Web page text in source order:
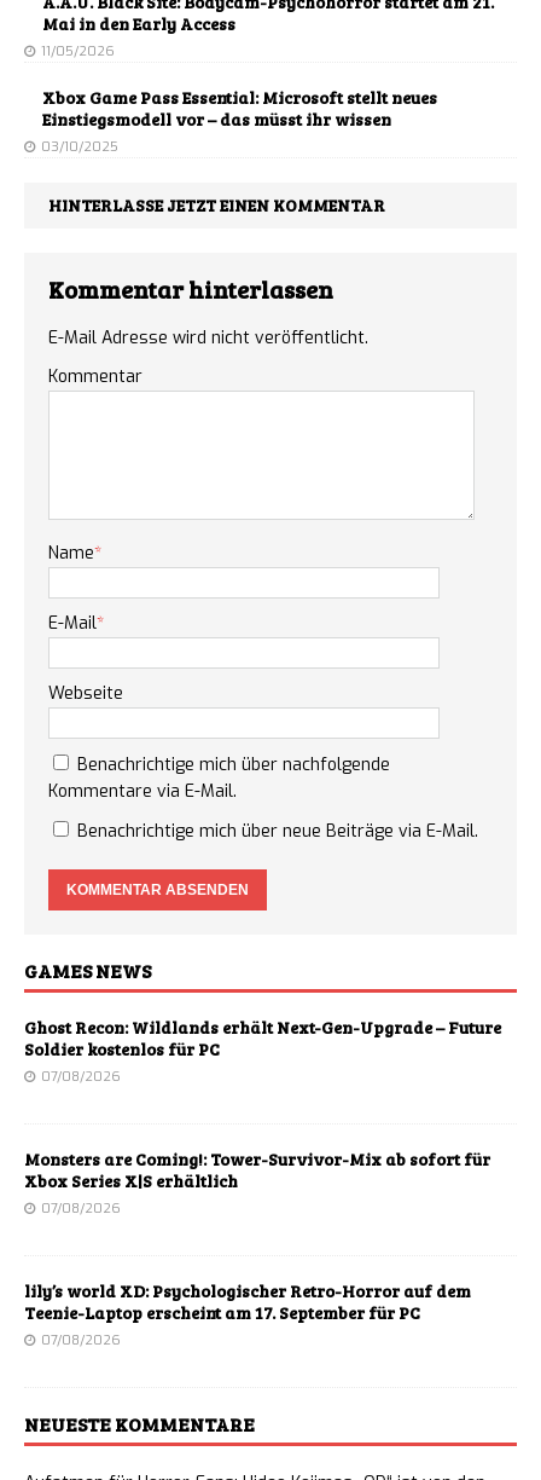
Mai in den Early Access
11/05/2026
Xbox Game Pass Essential: Microsoft stellt neues
Einstiegsmodell vor – das müsst ihr wissen
03/10/2025
HINTERLASSE JETZT EINEN KOMMENTAR
Kommentar hinterlassen
E-Mail Adresse wird nicht veröffentlicht.
Kommentar
Name*
E-Mail*
Webseite
Benachrichtige mich über nachfolgende
Kommentare via E-Mail.
Benachrichtige mich über neue Beiträge via E-Mail.
GAMES NEWS
Ghost Recon: Wildlands erhält Next-Gen-Upgrade – Future
Soldier kostenlos für PC
07/08/2026
Monsters are Coming!: Tower-Survivor-Mix ab sofort für
Xbox Series X|S erhältlich
07/08/2026
lily’s world XD: Psychologischer Retro-Horror auf dem
Teenie-Laptop erscheint am 17. September für PC
07/08/2026
NEUESTE KOMMENTARE